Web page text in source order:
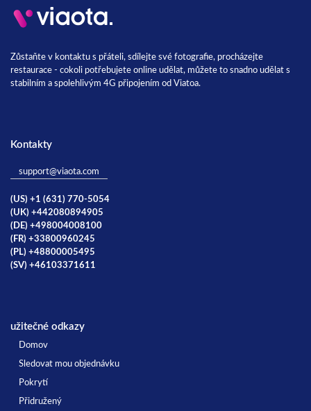
Zůstaňte v kontaktu s přáteli, sdílejte své fotografie, procházejte
restaurace - cokoli potřebujete online udělat, můžete to snadno udělat s
stabilním a spolehlivým 4G připojením od Viatoa.
Kontakty
support@viaota.com
(US) +1 (631) 770-5054
(UK) +442080894905
(DE) +498004008100
(FR) +33800960245
(PL) +48800005495
(SV) +46103371611
užitečné odkazy
Domov
Sledovat mou objednávku
Pokrytí
Přidružený